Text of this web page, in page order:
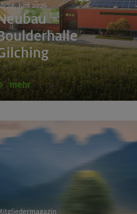
24. Juni 2026
mehr